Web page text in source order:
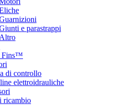
e parastrappi
Altro
Fins™
di controllo
elettroidrauliche
ricambio